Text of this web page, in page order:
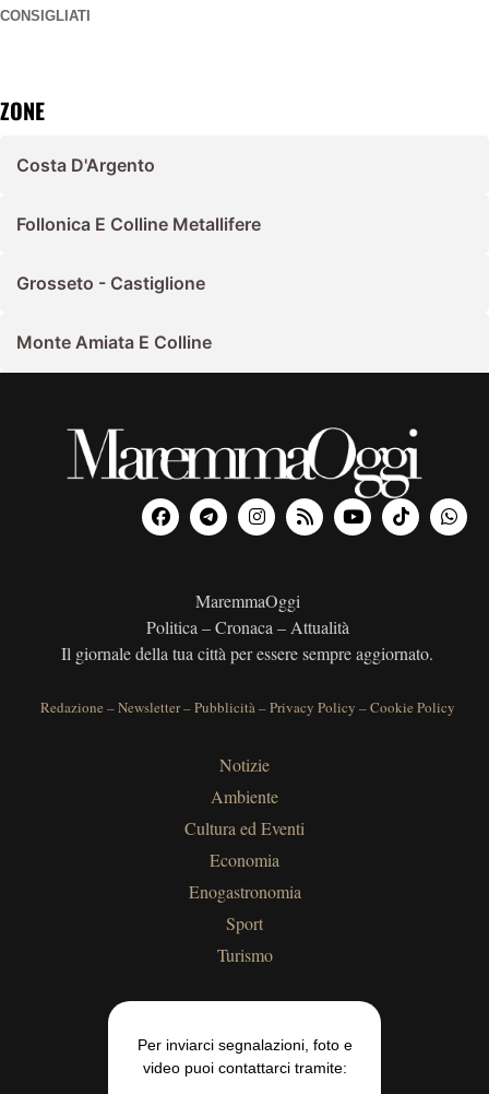
CONSIGLIATI
ZONE
Costa D'Argento
Follonica E Colline Metallifere
Grosseto - Castiglione
Monte Amiata E Colline
MaremmaOggi
Politica – Cronaca – Attualità
Il giornale della tua città per essere sempre aggiornato.
Redazione –Newsletter–Pubblicità–Privacy Policy –Cookie Policy
Notizie
Ambiente
Cultura ed Eventi
Economia
Enogastronomia
Sport
Turismo
Per inviarci segnalazioni, foto e
video puoi contattarci tramite: